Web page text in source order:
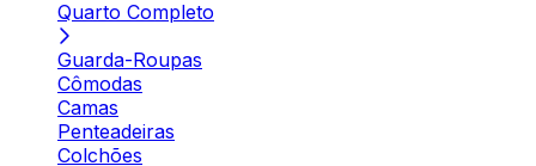
Quarto Completo
Guarda-Roupas
Cômodas
Camas
Penteadeiras
Colchões